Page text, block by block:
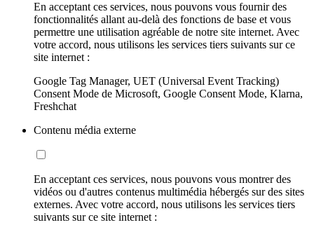
En acceptant ces services, nous pouvons vous fournir des
fonctionnalités allant au-delà des fonctions de base et vous
permettre une utilisation agréable de notre site internet. Avec
votre accord, nous utilisons les services tiers suivants sur ce
site internet :
Google Tag Manager, UET (Universal Event Tracking)
Consent Mode de Microsoft, Google Consent Mode, Klarna,
Freshchat
Contenu média externe
En acceptant ces services, nous pouvons vous montrer des
vidéos ou d'autres contenus multimédia hébergés sur des sites
externes. Avec votre accord, nous utilisons les services tiers
suivants sur ce site internet :